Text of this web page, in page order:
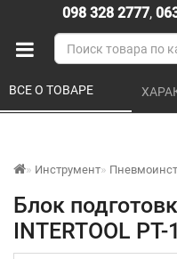
098 328 2777,
Инструмент
Блок
INTERTOOL PT-
ВСЕ О ТОВАРЕ